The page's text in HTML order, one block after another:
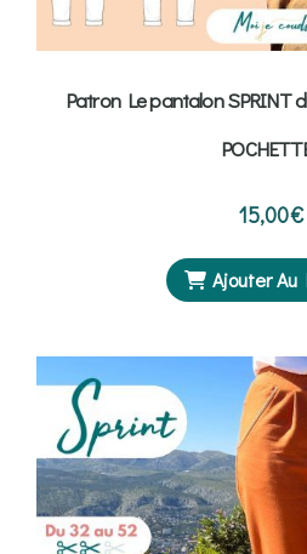
Patron Le pantalon SPRINT
15,00€
Ajouter Au